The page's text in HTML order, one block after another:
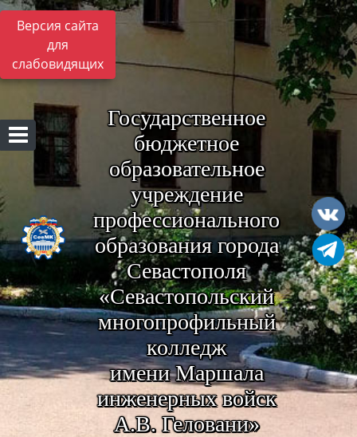
Версия сайта
для
слабовидящих
Государственное
бюджетное
образовательное
учреждение
профессионального
образования города
Севастополя
«Севастопольский
многопрофильный
колледж
имени Маршала
инженерных войск
А.В. Геловани»